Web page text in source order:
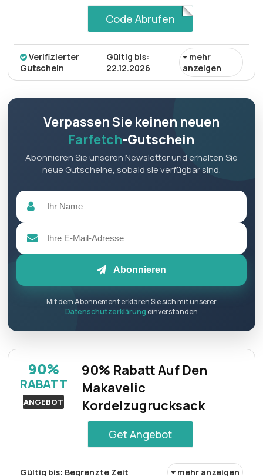
Code Abrufen
Verifizierter
Gutschein
Gültig bis:
22.12.2026
mehr
anzeigen
Kinderbekleidung! Werten Sie Ihre Garderobe mit stilvoller
Kleidung für die ganze Familie auf und sparen Sie dabei
Geld beim Einkauf.
Verpassen Sie keinen neuen
Farfetch-Gutschein
Abonnieren Sie unseren Newsletter und erhalten Sie
neue Gutscheine, sobald sie verfügbar sind.
Abonnieren
Mit dem Abonnement erklären Sie sich mit unserer
Datenschutzerklärung einverstanden
90%
RABATT
ANGEBOT
90% Rabatt Auf Den
Makavelic
Kordelzugrucksack
Get Angebot
Gültig bis: Begrenzte Zeit mehr anzeigen